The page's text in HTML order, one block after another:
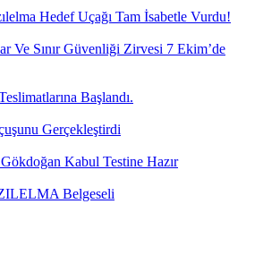
Hedef Uçağı Tam İsabetle Vurdu!
Ve Sınır Güvenliği Zirvesi 7 Ekim’de
Başlandı.
Gerçekleştirdi
Kabul Testine Hazır
Belgeseli